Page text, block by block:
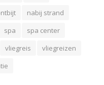
nabij strand
spa
spa center
vliegreis
vliegreizen